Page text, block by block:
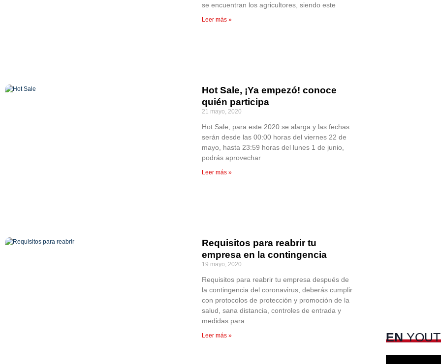
se encuentran los agricultores, siendo este
Leer más »
Hot Sale, ¡Ya empezó! conoce
quién participa
21 mayo, 2020
Hot Sale, para este 2020 se alarga y las fechas
serán desde las 00:00 horas del viernes 22 de
mayo, hasta 23:59 horas del lunes 1 de junio,
podrás aprovechar
Leer más »
Requisitos para reabrir tu
empresa en la contingencia
19 mayo, 2020
Requisitos para reabrir tu empresa después de
la contingencia del coronavirus, deberás cumplir
con protocolos de protección y promoción de la
salud, sana distancia, controles de entrada y
medidas para
Leer más » EN